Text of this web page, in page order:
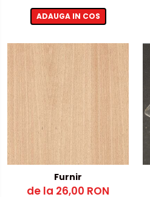
ADAUGA IN COS
Furnir
de la 26,00 RON